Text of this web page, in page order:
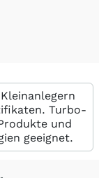
Turbo-
und
geeignet.